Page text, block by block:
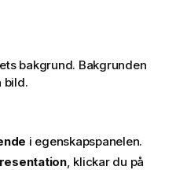
bakgrund. Bakgrunden
bild.
i egenskapspanelen.
, klickar du på